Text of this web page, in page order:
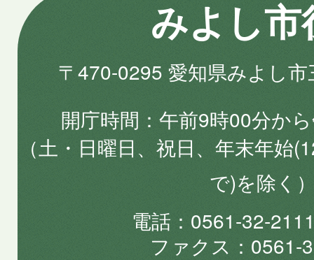
みよし市
〒470-0295 愛知県みよし
開庁時間
午前9時00分か
（土・日曜日、祝日、年末年始
で)を除く
電話
0561-32-
ファクス
0561-